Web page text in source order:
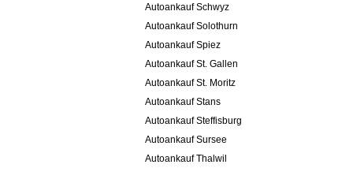
Autoankauf Schwyz
Autoankauf Solothurn
Autoankauf Spiez
Autoankauf St. Gallen
Autoankauf St. Moritz
Autoankauf Stans
Autoankauf Steffisburg
Autoankauf Sursee
Autoankauf Thalwil